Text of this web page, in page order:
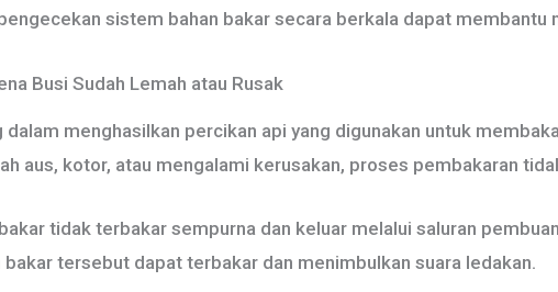
sistem bahan bakar secara berkala dapat membantu
Busi Sudah Lemah atau Rusak
menghasilkan percikan api yang digunakan untuk
aus, kotor, atau mengalami kerusakan, proses pembakaran
tidak terbakar sempurna dan keluar melalui saluran
tersebut dapat terbakar dan menimbulkan suara ledakan.